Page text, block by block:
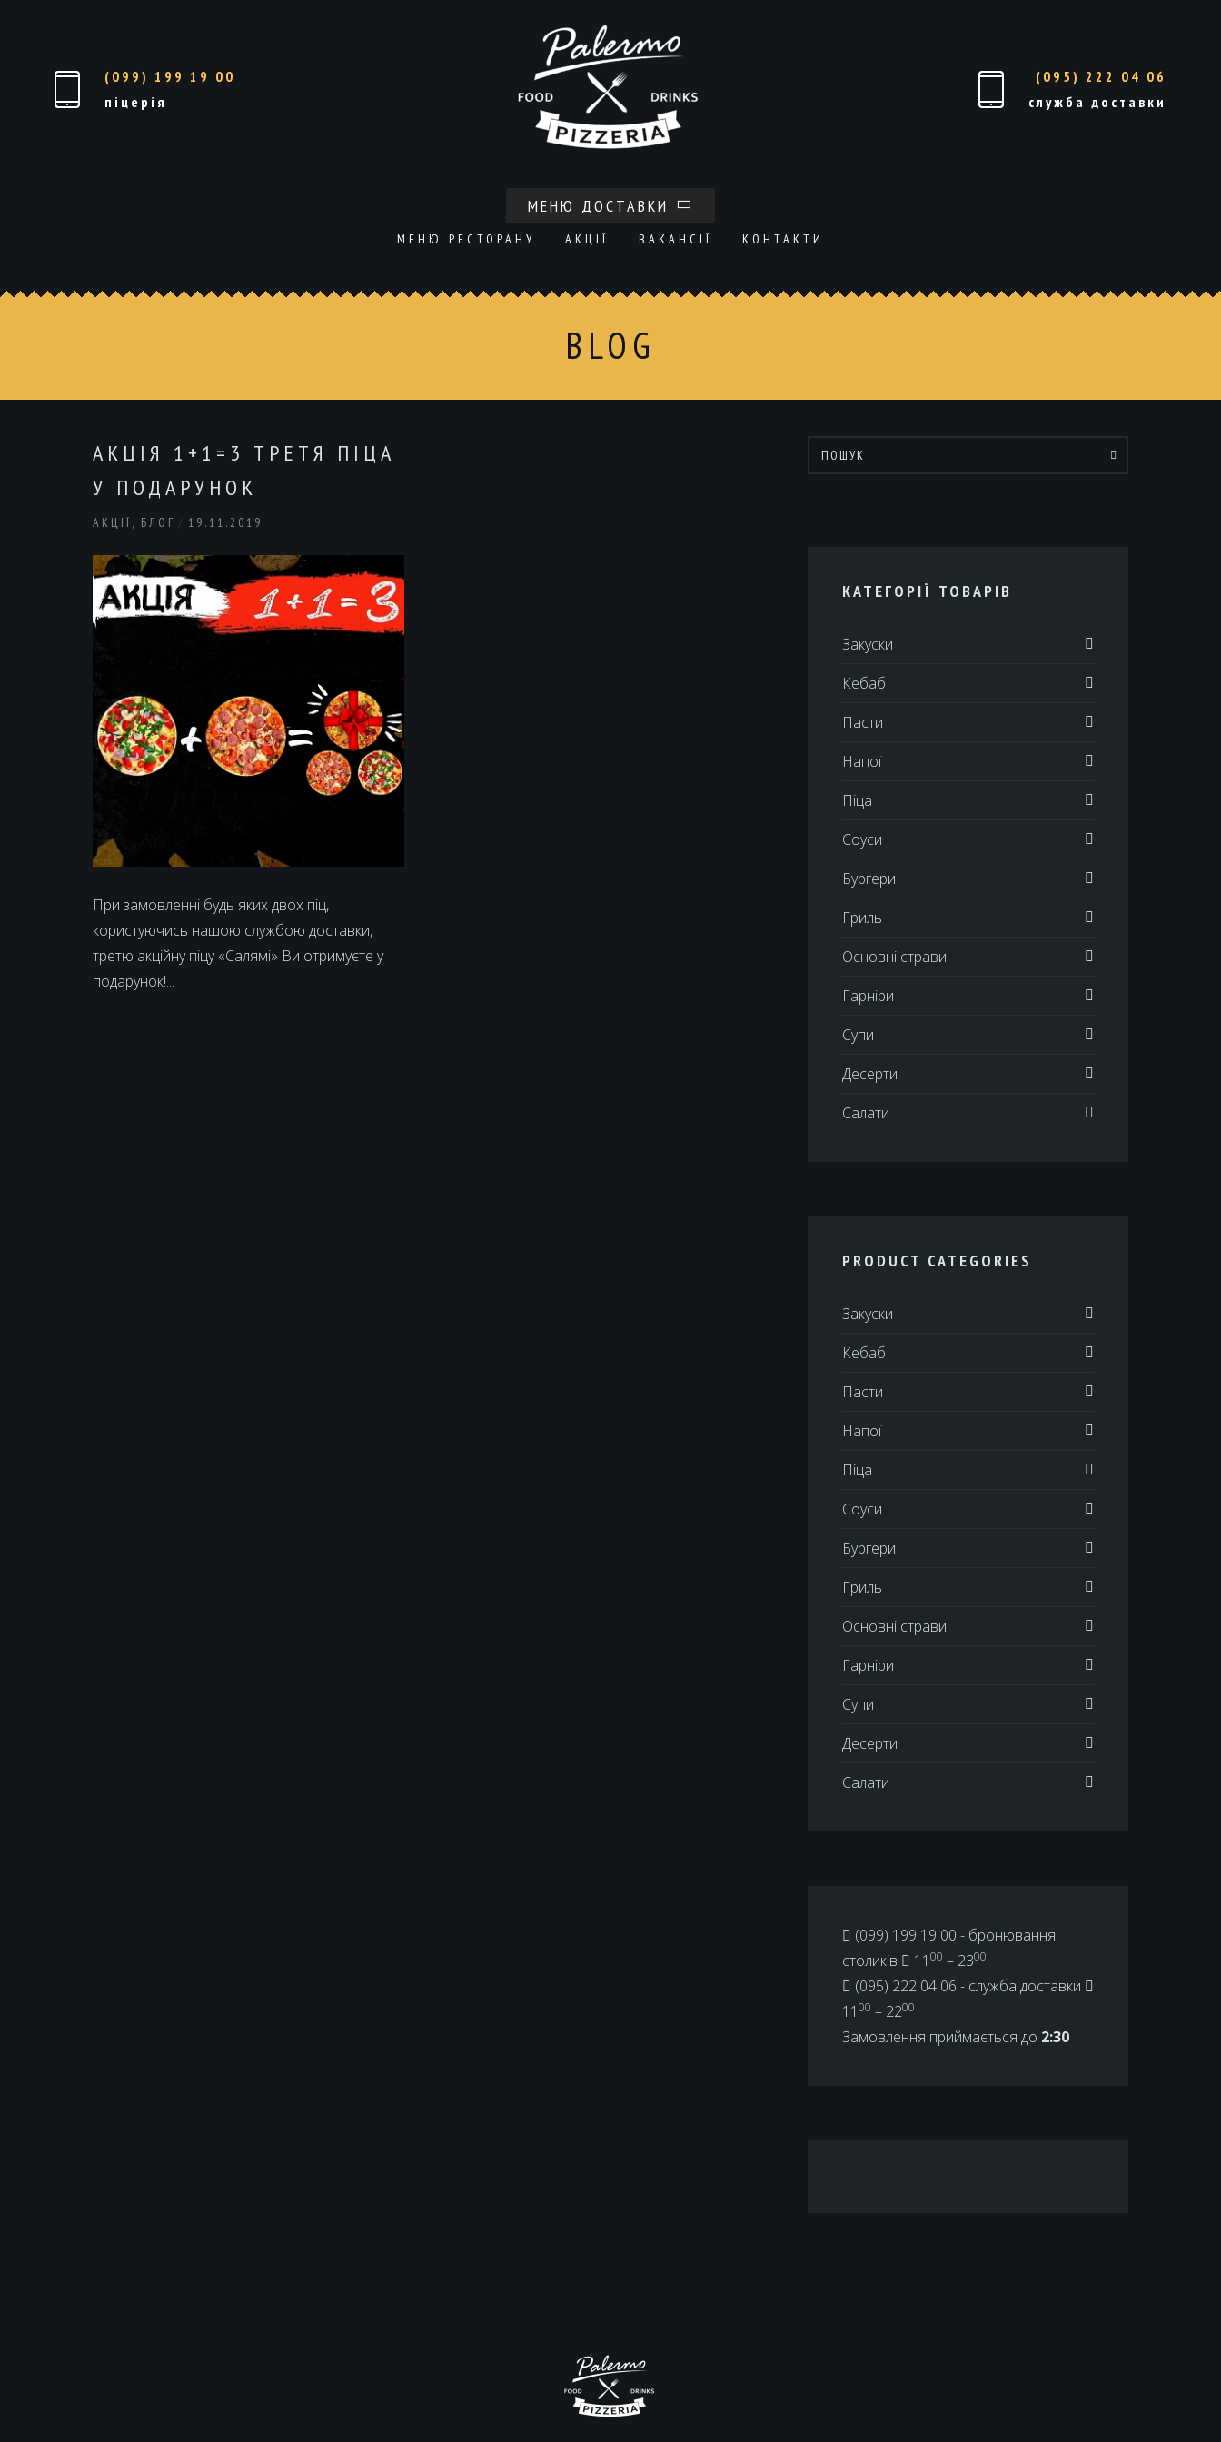
(099) 199 19 00
піцерія
(095) 222 04 06
служба доставки
МЕНЮ ДОСТАВКИ
МЕНЮ РЕСТОРАНУ АКЦІЇ ВАКАНСІЇ КОНТАКТИ
BLOG
АКЦІЯ 1+1=3 ТРЕТЯ ПІЦА
У ПОДАРУНОК
АКЦІЇ , БЛОГ 19.11.2019
При замовленні будь яких двох піц,
користуючись нашою службою доставки,
третю акційну піцу «Салямі» Ви отримуєте у
подарунок!...
КАТЕГОРІЇ ТОВАРІВ
Закуски
Кебаб
Пасти
Напої
Піца
Соуси
Бургери
Гриль
Основні страви
Гарніри
Супи
Десерти
Салати
PRODUCT CATEGORIES
Закуски
Кебаб
Пасти
Напої
Піца
Соуси
Бургери
Гриль
Основні страви
Гарніри
Супи
Десерти
Салати
(099) 199 19 00 - бронювання
столиків
11 00 – 2300
(095) 222 04 06 - служба доставки
11 00 – 2200
Замовлення приймається до 2:30